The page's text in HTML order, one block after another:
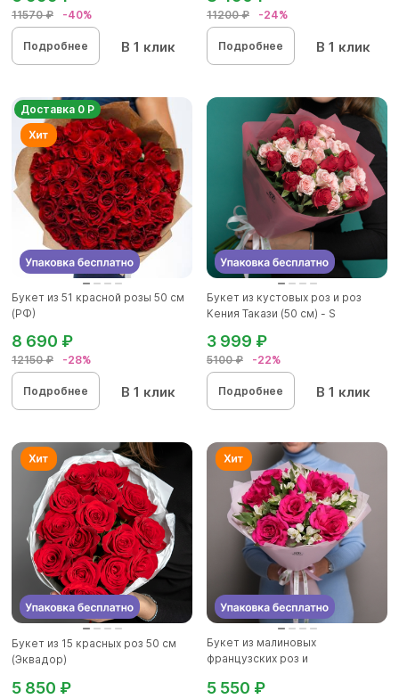
11570 ₽ -40%
Подробнее В 1 клик
11200 ₽ -24%
Подробнее В 1 клик
Доставка 0 Р
Букет из 51 красной розы 50 см
(РФ)
12150 ₽ -28%
8 690 ₽
Подробнее В 1 клик
Букет из кустовых роз и роз
Кения Такази (50 см) - S
5100 ₽ -22%
3 999 ₽
Подробнее В 1 клик
Букет из 15 красных роз 50 см
(Эквадор)
5 850 ₽
Букет из малиновых
французских роз и
5 550 ₽